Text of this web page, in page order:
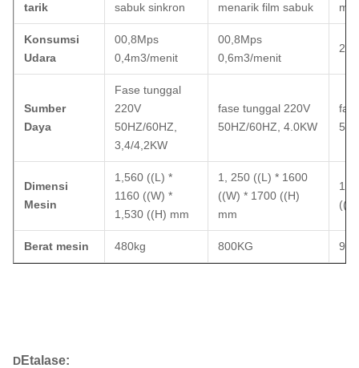
tarik
sabuk sinkron
menarik film sabuk
Konsumsi
Udara
00,8Mps
0,4m3/menit
00,8Mps
0,6m3/menit
Sumber
Daya
Fase tunggal
220V
50HZ/60HZ,
3,4/4,2KW
fase tunggal 220V
50HZ/60HZ, 4.0KW
Dimensi
Mesin
1,560 ((L) *
1160 ((W) *
1,530 ((H) mm
1, 250 ((L) * 1600
((W) * 1700 ((H)
mm
Berat mesin 480kg 800KG
DEtalase: